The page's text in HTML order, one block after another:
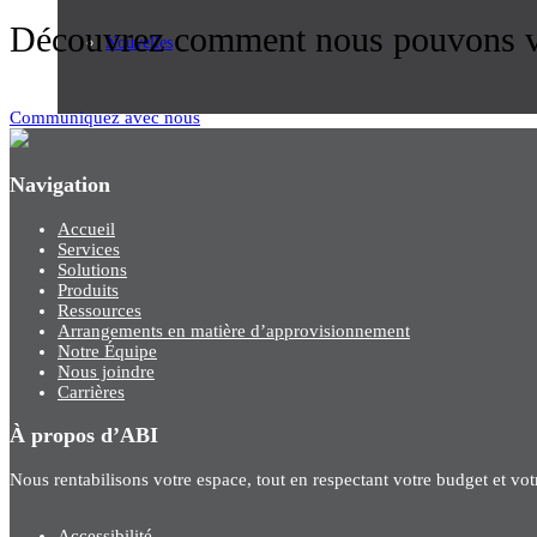
Nouvelles
Découvrez comment nous pouvons
Communiquez avec nous
Navigation
Accueil
Services
Solutions
Produits
Ressources
Arrangements en matière d’approvisionnement
Notre Équipe
Nous joindre
Carrières
À propos d’ABI
Nous rentabilisons votre espace, tout en respectant votre budget et